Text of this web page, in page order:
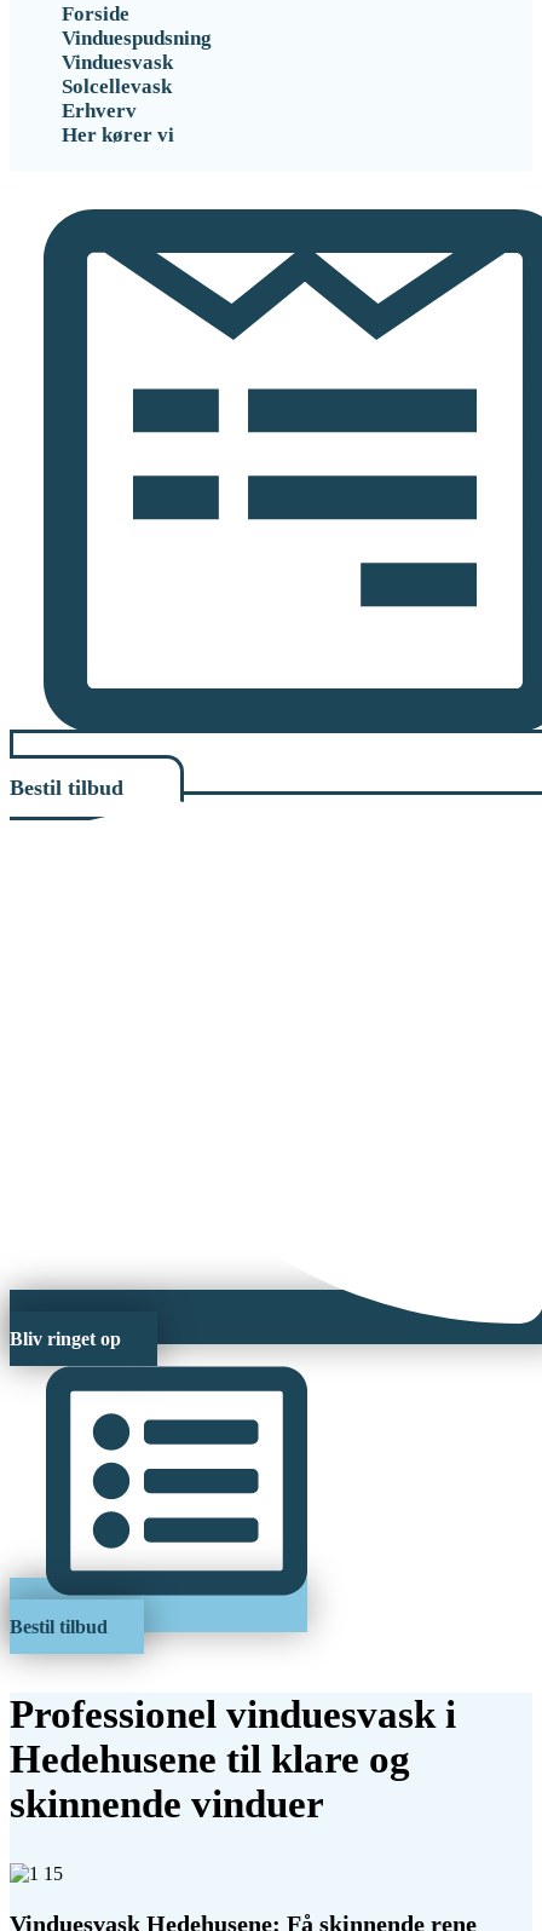
Forside
Vinduespudsning
Vinduesvask
Solcellevask
Erhverv
Her kører vi
Bestil tilbud
Bliv ringet op
Bestil tilbud
Professionel vinduesvask i
Hedehusene til klare og
skinnende vinduer
Vinduesvask Hedehusene: Få skinnende rene